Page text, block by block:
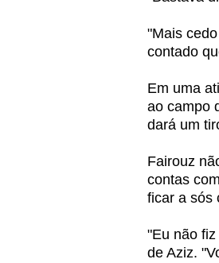
"Mais
contado
Em uma
ao campo
dará um
Fairouz
contas
ficar a sós
"Eu não
de Aziz.